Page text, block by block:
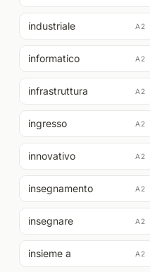
industriale A2
informatico A2
infrastruttura A2
ingresso A2
innovativo A2
insegnamento A2
insegnare A2
insieme a A2